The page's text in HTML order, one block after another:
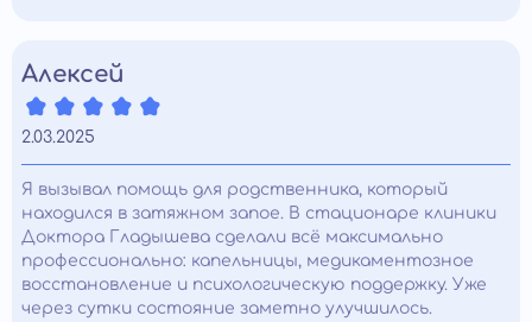
Алексей
2.03.2025
Я вызывал помощь для родственника, который
находился в затяжном запое. В стационаре клиники
Доктора Гладышева сделали всё максимально
профессионально: капельницы, медикаментозное
восстановление и психологическую поддержку. Уже
через сутки состояние заметно улучшилось.